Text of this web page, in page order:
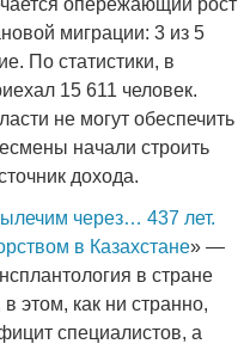
опережающий рост
миграции: 3 из 5
По статистики, в
15 611 человек.
не могут обеспечить
начали строить
дохода.
через… 437 лет.
в Казахстане» —
в стране
этом, как ни странно,
специалистов, а